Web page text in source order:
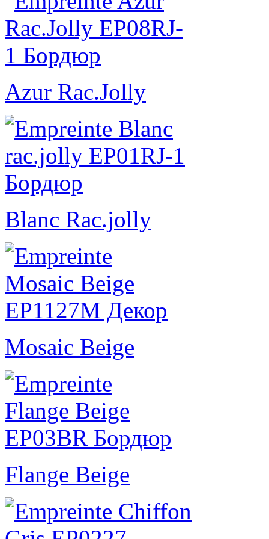
Azur Rac.Jolly
Blanc Rac.jolly
Mosaic Beige
Flange Beige